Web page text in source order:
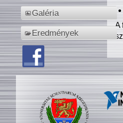
Galéria
Eredmények
A